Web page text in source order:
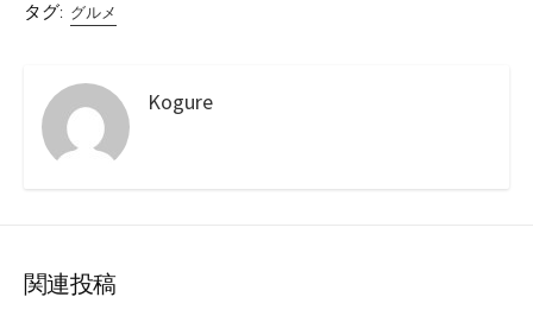
タグ: グルメ
Kogure
関連投稿